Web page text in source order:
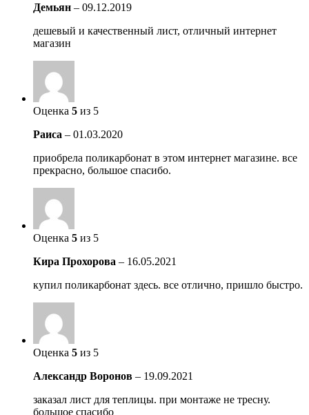
Демьян – 09.12.2019
дешевый и качественный лист, отличный интернет
магазин
Оценка 5 из 5
Раиса – 01.03.2020
приобрела поликарбонат в этом интернет магазине. все
прекрасно, большое спасибо.
Оценка 5 из 5
Кира Прохорова – 16.05.2021
купил поликарбонат здесь. все отлично, пришло быстро.
Оценка 5 из 5
Александр Воронов – 19.09.2021
заказал лист для теплицы. при монтаже не тресну.
большое спасибо